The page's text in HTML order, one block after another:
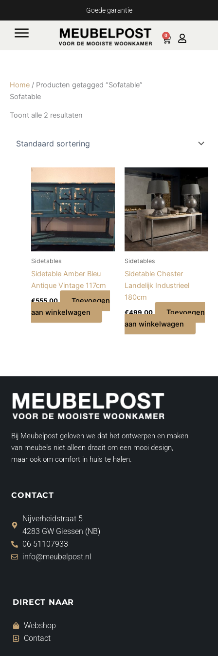
inhoud
Goede garantie
0
Cart
Home / Producten getagged “Sofatable”
Sofatable
Toont alle 2 resultaten
Sidetables
Sidetable Amber Bleu
Antique Vintage 117cm
€555,00
Toevoegen
aan winkelwagen
Sidetables
Sidetable Chester
Landelijk Industrieel
180cm
€499,00
Toevoegen
aan winkelwagen
Bij Meubelpost geloven we dat het ontwerpen en maken
van meubels niet alleen draait om een mooi design,
maar ook om comfort in huis te halen.
CONTACT
Nijverheidstraat 5
4283 GW Giessen (NB)
06 51107933
info@meubelpost.nl
DIRECT NAAR
Webshop
Contact